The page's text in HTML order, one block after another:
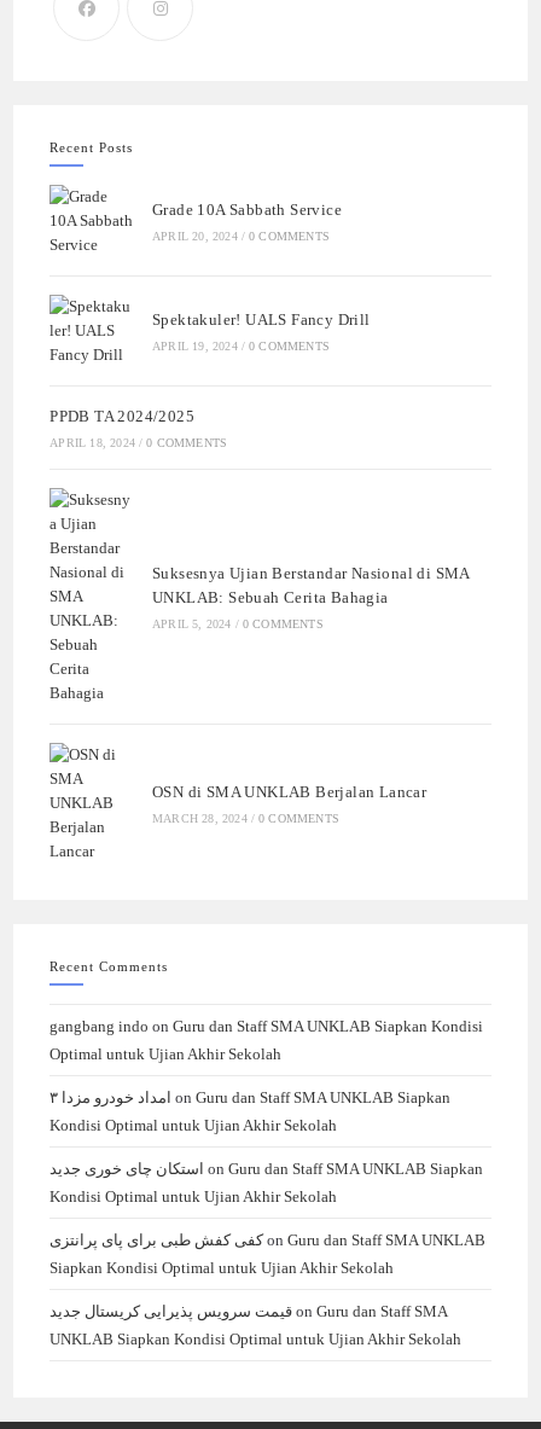
Recent Posts
Grade 10A Sabbath Service
APRIL 20, 2024 / 0 COMMENTS
Spektakuler! UALS Fancy Drill
APRIL 19, 2024 / 0 COMMENTS
PPDB TA 2024/2025
APRIL 18, 2024 / 0 COMMENTS
Suksesnya Ujian Berstandar Nasional di SMA
UNKLAB: Sebuah Cerita Bahagia
APRIL 5, 2024 / 0 COMMENTS
OSN di SMA UNKLAB Berjalan Lancar
MARCH 28, 2024 / 0 COMMENTS
Recent Comments
gangbang indo onGuru dan Staff SMA UNKLAB Siapkan Kondisi
Optimal untuk Ujian Akhir Sekolah
امداد خودرو مزدا ۳ onGuru dan Staff SMA UNKLAB Siapkan
Kondisi Optimal untuk Ujian Akhir Sekolah
استکان چای خوری جدید onGuru dan Staff SMA UNKLAB Siapkan
Kondisi Optimal untuk Ujian Akhir Sekolah
کفی کفش طبی برای پای پرانتزیonGuru dan Staff SMA UNKLAB
Siapkan Kondisi Optimal untuk Ujian Akhir Sekolah
قیمت سرویس پذیرایی کریستال جدید onGuru dan Staff SMA
UNKLAB Siapkan Kondisi Optimal untuk Ujian Akhir Sekolah